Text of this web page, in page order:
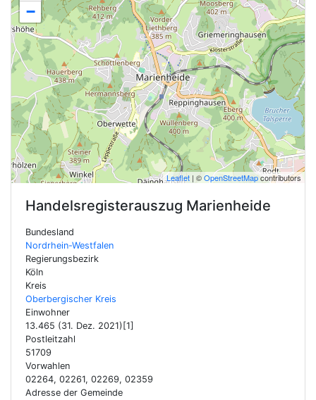
−
Leaflet | ©OpenStreetMapcontributors
Handelsregisterauszug Marienheide
Bundesland
Nordrhein-Westfalen
Regierungsbezirk
Köln
Kreis
Oberbergischer Kreis
Einwohner
13.465 (31. Dez. 2021)[1]
Postleitzahl
51709
Vorwahlen
02264, 02261, 02269, 02359
Adresse der Gemeinde